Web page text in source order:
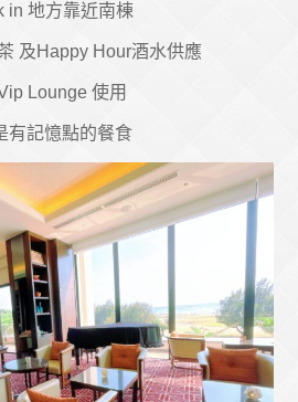
in 地方靠近南棟
及Happy Hour酒水供應
Lounge 使用
有記憶點的餐食